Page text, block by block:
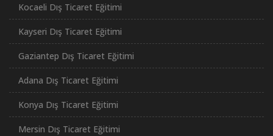
Kocaeli Dış Ticaret Eğitimi
Kayseri Dış Ticaret Eğitimi
Gaziantep Dış Ticaret Eğitimi
Adana Dış Ticaret Eğitimi
Konya Dış Ticaret Eğitimi
Mersin Dış Ticaret Eğitimi